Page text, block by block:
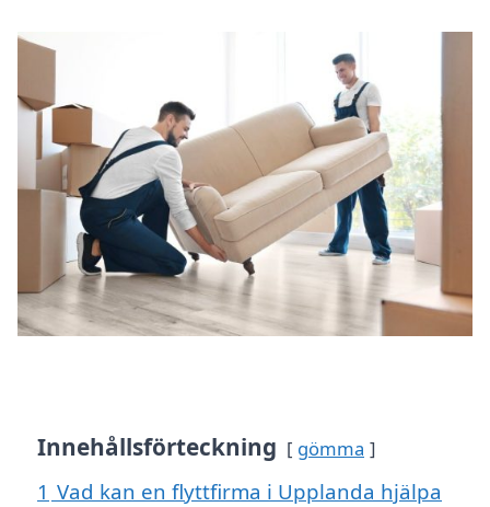
Innehållsförteckning gömma
1 Vad kan en flyttfirma i Upplanda hjälpa